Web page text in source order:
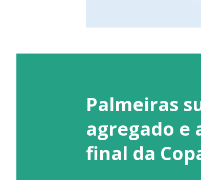
Palmeiras
agregado e
final da